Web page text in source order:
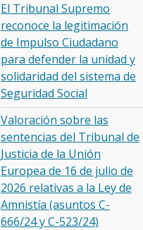
El Tribunal Supremo
reconoce la legitimación
de Impulso Ciudadano
para defender la unidad y
solidaridad del sistema de
Seguridad Social
Valoración sobre las
sentencias del Tribunal de
Justicia de la Unión
Europea de 16 de julio de
2026 relativas a la Ley de
Amnistía (asuntos C-
666/24 y C-523/24)